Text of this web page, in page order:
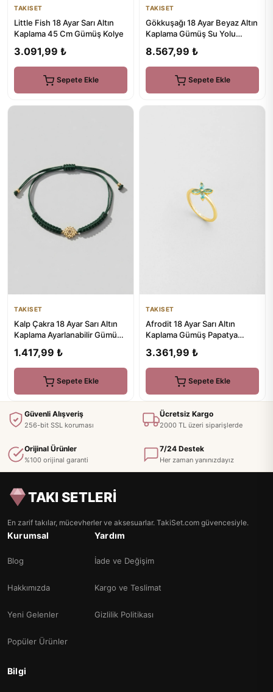
TAKISET
Little Fish 18 Ayar Sarı Altın
Kaplama 45 Cm Gümüş Kolye
3.091,99 ₺
Sepete Ekle
TAKISET
Gökkuşağı 18 Ayar Beyaz Altın
Kaplama Gümüş Su Yolu
8.567,99 ₺
Sepete Ekle
TAKISET
Kalp Çakra 18 Ayar Sarı Altın
Kaplama Ayarlanabilir Gümüş
1.417,99 ₺
Sepete Ekle
TAKISET
Afrodit 18 Ayar Sarı Altın
Kaplama Gümüş Papatya
3.361,99 ₺
Sepete Ekle
Güvenli Alışveriş
256-bit SSL koruması
Ücretsiz Kargo
2000 TL üzeri siparişlerde
Orijinal Ürünler
%100 orijinal garanti
7/24 Destek
Her zaman yanınızdayız
TAKI SETLERİ
En zarif takılar, mücevherler ve aksesuarlar. TakiSet.com güvencesiyle.
Kurumsal
Blog
Hakkımızda
Yeni Gelenler
Popüler Ürünler
Yardım
İade ve Değişim
Kargo ve Teslimat
Gizlilik Politikası
Bilgi